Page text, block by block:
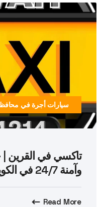
سيارات أجرة في
تاكسي في القرين
وآمنة 24/7 في الكويت
Read More